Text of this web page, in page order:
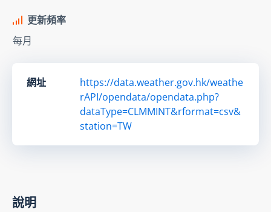
更新頻率
每月
網址
https://data.weather.gov.hk/weathe
rAPI/opendata/opendata.php?
dataType=CLMMINT&rformat=csv&
station=TW
說明